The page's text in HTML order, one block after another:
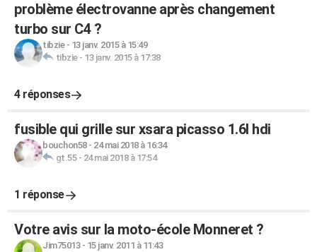
problème électrovanne après changement
turbo sur C4 ?
tibzie- 13 janv. 2015 à 15:49
tibzie- 13 janv. 2015 à 17:38
4 réponses
fusible qui grille sur xsara picasso 1.6l hdi
bouchon58- 24 mai 2018 à 16:34
gt.55- 24 mai 2018 à 17:54
1 réponse
Votre avis sur la moto-école Monneret ?
Jim75013- 15 janv. 2011 à 11:43